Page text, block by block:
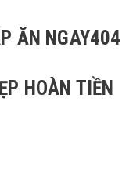
ĂN NGAY404
HOÀN TIỀN